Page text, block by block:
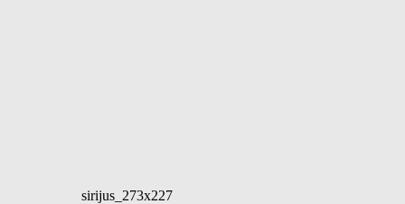
sirijus_273x227